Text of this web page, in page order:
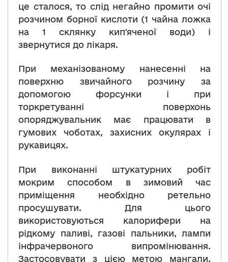
це сталося, то слід негайно промити очі
розчином борної кислоти (1 чайна ложка
на 1 склянку кип'яченої води) і
звернутися до лікаря.
При механізованому нанесенні на
поверхню звичайного розчину за
допомогою форсунки і при
торкретуванні поверхонь
опоряджувальник має працювати в
гумових чоботах, захисних окулярах і
рукавицях.
При виконанні штукатурних робіт
мокрим способом в зимовий час
приміщення необхідно ретельно
просушувати. Для цього
використовуються калорифери на
рідкому паливі, газові пальники, лампи
інфрачервоного випромінювання.
Застосовувати з цією метою мангали,